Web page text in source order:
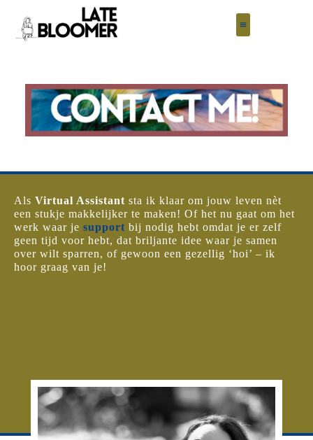
Als Virtual Assistant sta ik klaar om jouw leven nèt
een stukje makkelijker te maken! Of het nu gaat om het
werk waar je support bij nodig hebt omdat je er zelf
geen tijd voor hebt, dat briljante idee waar je samen
over wilt sparren, of gewoon een gezellig ‘hoi’ – ik
hoor graag van je!